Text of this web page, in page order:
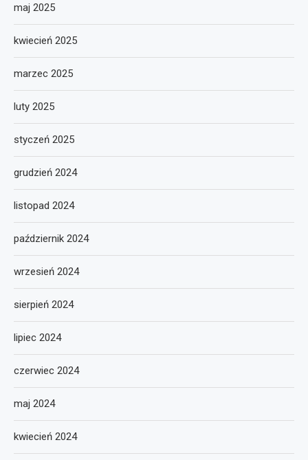
maj 2025
kwiecień 2025
marzec 2025
luty 2025
styczeń 2025
grudzień 2024
listopad 2024
październik 2024
wrzesień 2024
sierpień 2024
lipiec 2024
czerwiec 2024
maj 2024
kwiecień 2024